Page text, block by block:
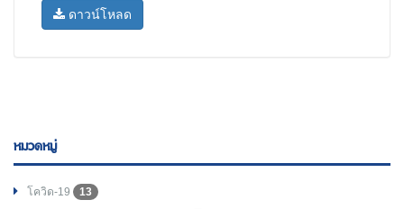
ดาวน์โหลด
หมวดหมู่
โควิด-19
13